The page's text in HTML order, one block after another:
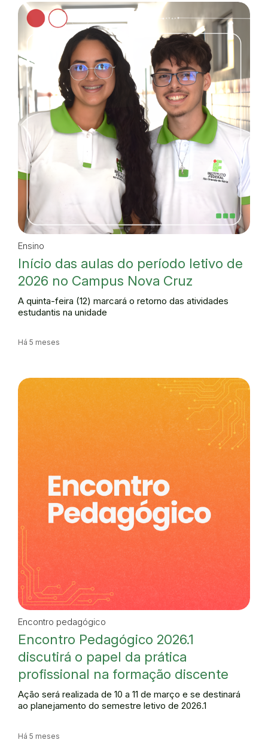
Ensino
Início das aulas do período letivo de
2026 no Campus Nova Cruz
A quinta-feira (12) marcará o retorno das atividades
estudantis na unidade
Há 5 meses
Encontro pedagógico
Encontro Pedagógico 2026.1
discutirá o papel da prática
profissional na formação discente
Ação será realizada de 10 a 11 de março e se destinará
ao planejamento do semestre letivo de 2026.1
Há 5 meses